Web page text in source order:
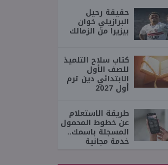
حقيقة رحيل
البرازيلي خوان
بيزيرا من الزمالك
كتاب سلاح التلميذ
للصف الأول
الابتدائي دين ترم
أول 2027
طريقة الاستعلام
عن خطوط المحمول
المسجلة باسمك..
خدمة مجانية